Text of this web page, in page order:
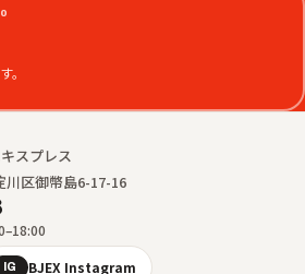
。
スプレス
川区御幣島6-17-16
IG BJEX Instagram